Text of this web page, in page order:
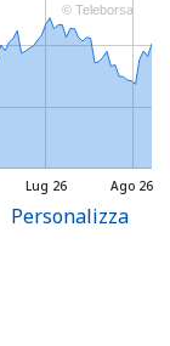
Lug 26 Ago 26
© Teleborsa
Personalizza